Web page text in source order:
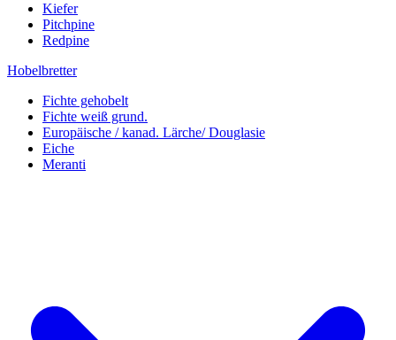
Kiefer
Pitchpine
Redpine
Hobelbretter
Fichte gehobelt
Fichte weiß grund.
Europäische / kanad. Lärche/ Douglasie
Eiche
Meranti